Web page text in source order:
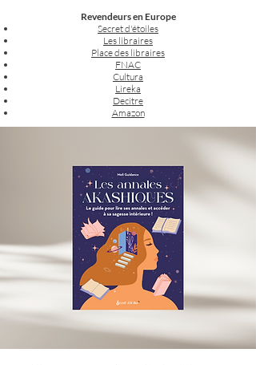
Revendeurs en Europe
Secret d'étoiles
Les libraires
Place des libraires
FNAC
Cultura
Lireka
Decitre
Amazon